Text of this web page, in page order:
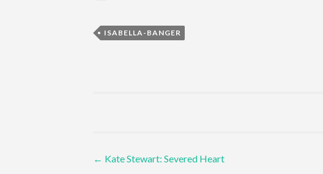
ISABELLA-BANGER
Post
← Kate Stewart: Severed Heart